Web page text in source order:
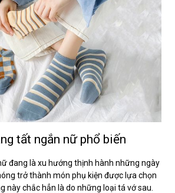
tất ngắn nữ phổ biến
đang là xu hướng thịnh hành những ngày
trở thành món phụ kiện được lựa chọn
này chắc hẳn là do những loại tá vớ sau.